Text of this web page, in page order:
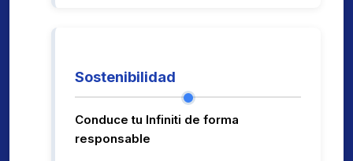
Sostenibilidad
Conduce tu Infiniti de forma
responsable